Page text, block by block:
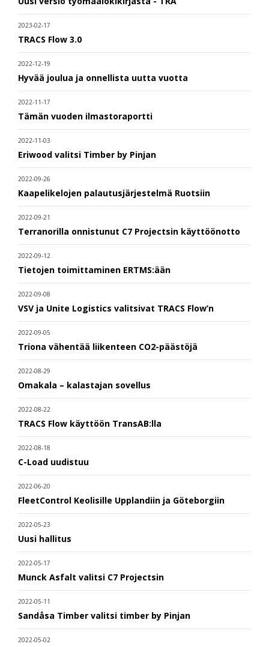
2023-02-17
TRACS Flow 3.0
2022-12-19
Hyvää joulua ja onnellista uutta vuotta
2022-11-17
Tämän vuoden ilmastoraportti
2022-11-03
Eriwood valitsi Timber by Pinjan
2022-09-26
Kaapelikelojen palautusjärjestelmä Ruotsiin
2022-09-21
Terranorilla onnistunut C7 Projectsin käyttöönotto
2022-09-12
Tietojen toimittaminen ERTMS:ään
2022-09-08
VSV ja Unite Logistics valitsivat TRACS Flow’n
2022-09-05
Triona vähentää liikenteen CO2-päästöjä
2022-08-29
Omakala – kalastajan sovellus
2022-08-22
TRACS Flow käyttöön TransAB:lla
2022-08-18
C-Load uudistuu
2022-06-20
FleetControl Keolisille Upplandiin ja Göteborgiin
2022-05-23
Uusi hallitus
2022-05-17
Munck Asfalt valitsi C7 Projectsin
2022-05-11
Sandåsa Timber valitsi timber by Pinjan
2022-05-02